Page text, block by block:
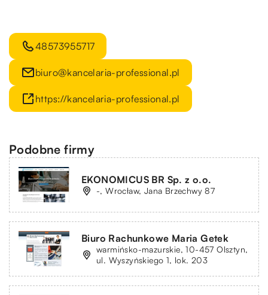
48573955717
biuro@kancelaria-professional.pl
https://kancelaria-professional.pl
Podobne firmy
EKONOMICUS BR Sp. z o.o.
-, Wrocław, Jana Brzechwy 87
Biuro Rachunkowe Maria Getek
warmińsko-mazurskie, 10-457 Olsztyn,
ul. Wyszyńskiego 1, lok. 203